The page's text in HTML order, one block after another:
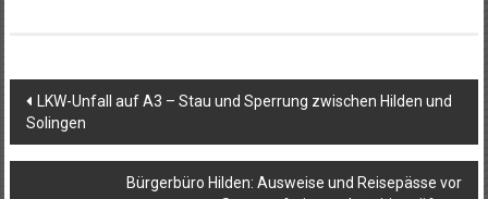
Beitragsnavigation
LKW-Unfall auf A3 – Stau und Sperrung zwischen Hilden und
Solingen
Bürgerbüro Hilden: Ausweise und Reisepässe vor